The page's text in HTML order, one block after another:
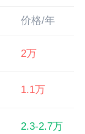
价格/年
2万
1.1万
2.3-2.7万